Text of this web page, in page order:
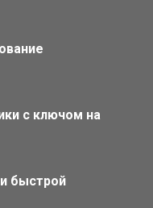
с ключом на
быстрой